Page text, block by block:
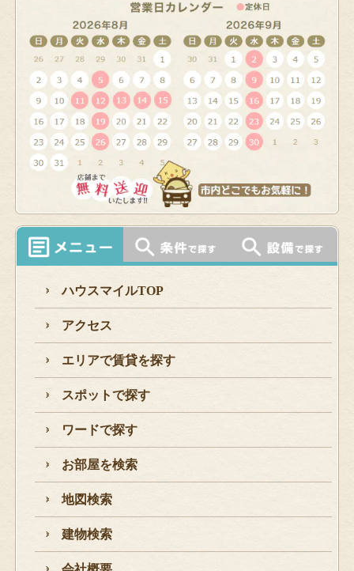
ハウスマイルTOP
アクセス
エリアで賃貸を探す
スポットで探す
ワードで探す
お部屋を検索
地図検索
建物検索